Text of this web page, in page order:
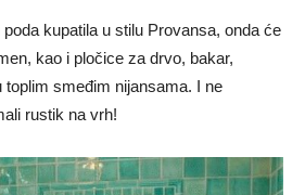
kupatila u stilu Provansa, onda će
kao i pločice za drvo, bakar,
toplim smeđim nijansama. I ne
rustik na vrh!